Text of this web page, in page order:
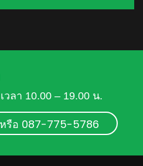
ลา 10.00 – 19.00 น.
รือ 087-775-5786